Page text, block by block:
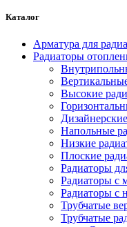
Каталог
Арматура для
Радиаторы
Высокие
Напольные
Низкие
Плоские
Радиаторы
Радиаторы с
Радиаторы с
Трубчатые
Трубчатые